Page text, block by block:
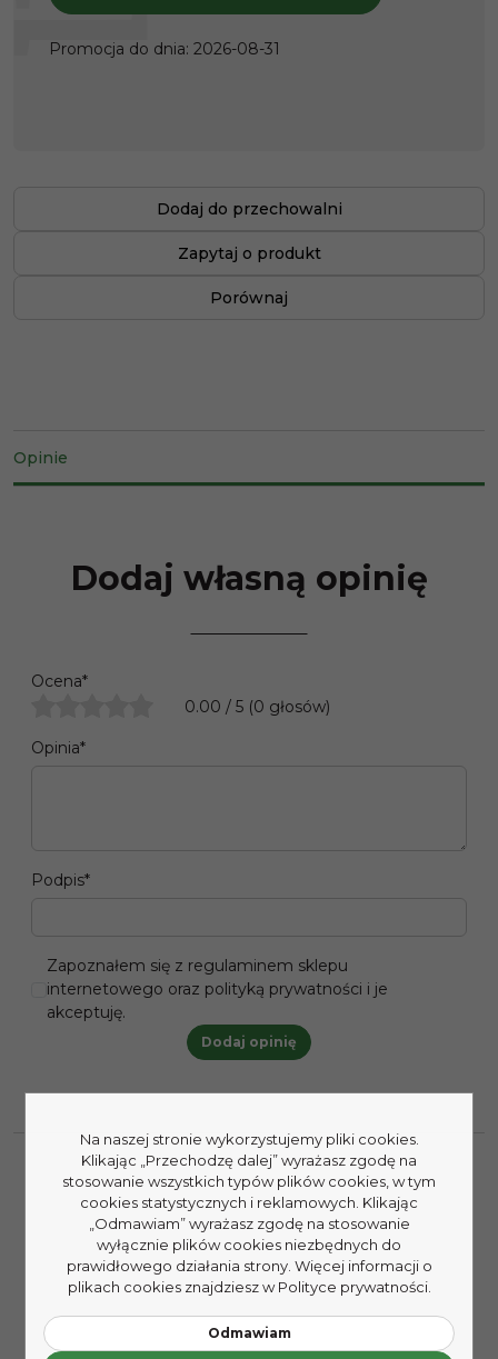
Promocja do dnia: 2026-08-31
Dodaj do przechowalni
Zapytaj o produkt
Porównaj
Opinie
Dodaj własną opinię
Ocena*
0.00 / 5 (0 głosów)
Opinia*
Podpis*
Zapoznałem się z regulaminem sklepu
internetowego oraz polityką prywatności i je
akceptuję.
Na naszej stronie wykorzystujemy pliki cookies.
Klikając „Przechodzę dalej” wyrażasz zgodę na
stosowanie wszystkich typów plików cookies, w tym
cookies statystycznych i reklamowych. Klikając
„Odmawiam” wyrażasz zgodę na stosowanie
wyłącznie plików cookies niezbędnych do
prawidłowego działania strony. Więcej informacji o
plikach cookies znajdziesz w Polityce prywatności.
Odmawiam